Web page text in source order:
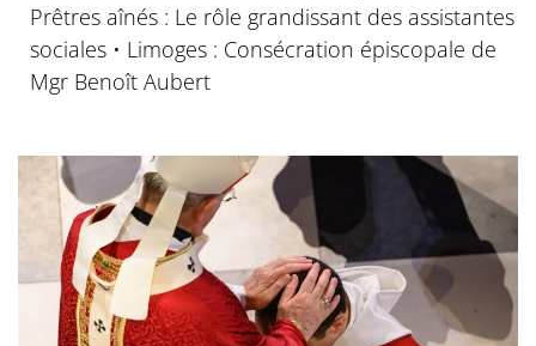
Prêtres aînés : Le rôle grandissant des assistantes
sociales • Limoges : Consécration épiscopale de
Mgr Benoît Aubert